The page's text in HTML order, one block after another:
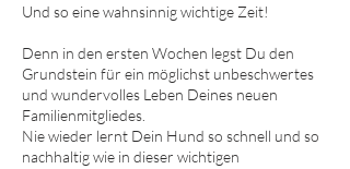
.
J
u
l
Und so eine wahnsinnig wichtige Zeit!
Denn in den ersten Wochen legst Du den
Grundstein für ein möglichst unbeschwertes
und wundervolles Leben Deines neuen
Familienmitgliedes.
Nie wieder lernt Dein Hund so schnell und so
nachhaltig wie in dieser wichtigen